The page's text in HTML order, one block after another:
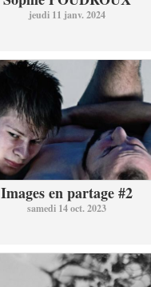
jeudi 11 janv. 2024
Images en partage #2
samedi 14 oct. 2023